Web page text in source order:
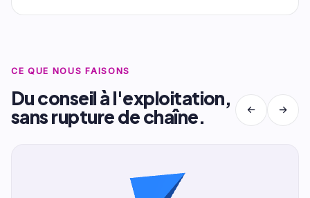
CE QUE NOUS FAISONS
Du conseil à l'exploitation,
sans rupture de chaîne.